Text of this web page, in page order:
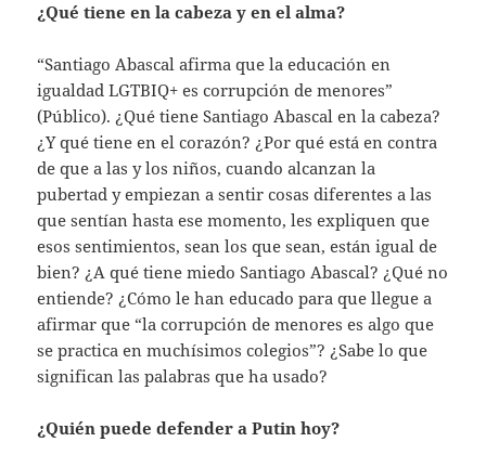
¿Qué tiene en la cabeza y en el alma?
“Santiago Abascal afirma que la educación en
igualdad LGTBIQ+ es corrupción de menores”
(Público). ¿Qué tiene Santiago Abascal en la cabeza?
¿Y qué tiene en el corazón? ¿Por qué está en contra
de que a las y los niños, cuando alcanzan la
pubertad y empiezan a sentir cosas diferentes a las
que sentían hasta ese momento, les expliquen que
esos sentimientos, sean los que sean, están igual de
bien? ¿A qué tiene miedo Santiago Abascal? ¿Qué no
entiende? ¿Cómo le han educado para que llegue a
afirmar que “la corrupción de menores es algo que
se practica en muchísimos colegios”? ¿Sabe lo que
significan las palabras que ha usado?
¿Quién puede defender a Putin hoy?